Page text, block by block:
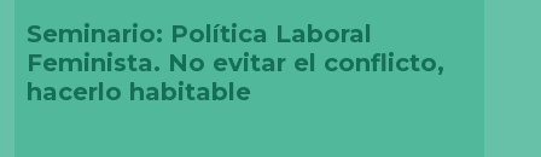
Seminario: Política Laboral
Feminista. No evitar el conflicto,
hacerlo habitable